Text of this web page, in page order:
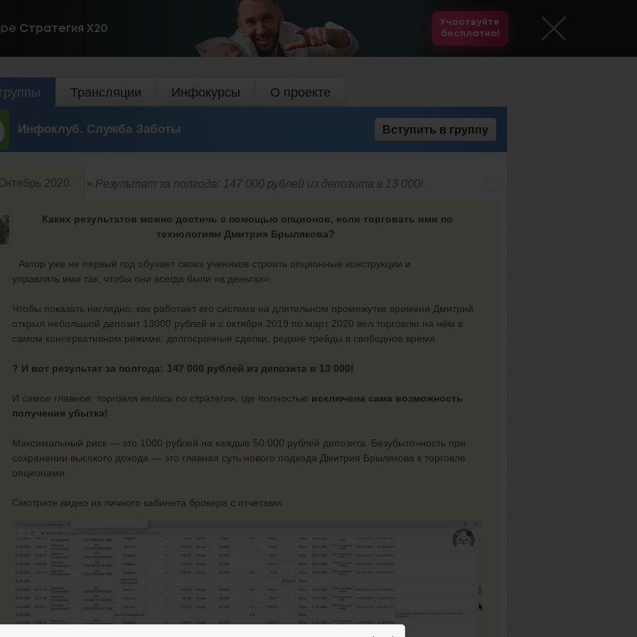
Стратегия Х20
Участвуйте
бесплатно!
Трансляции Инфокурсы О проекте
Инфоклуб. Служба Заботы Вступить в группу
2020 Результат за полгода: 147 000 рублей из депозита в 13 000!
Каких результатов можно достичь с помощью опционов, если торговать ими по
технологиям Дмитрия Брылякова?
Автор уже не первый год обучает своих учеников строить опционные конструкции и
управлять ими так, чтобы они всегда были «в деньгах».
Чтобы показать наглядно, как работает его система на длительном промежутке времени Дмитрий
открыл небольшой депозит 13000 рублей и с октября 2019 по март 2020 вел торговлю на нём в
самом консервативном режиме: долгосрочные сделки, редкие трейды в свободное время.
? И вот результат за полгода: 147 000 рублей из депозита в 13 000!
И самое главное: торговля велась по стратегии, где полностью исключена сама возможность
получения убытка!
Максимальный риск — это 1000 рублей на каждые 50 000 рублей депозита. Безубыточность при
сохранении высокого дохода — это главная суть нового подхода Дмитрия Брылякова к торговле
опционами.
Смотрите видео из личного кабинета брокера с отчетами: